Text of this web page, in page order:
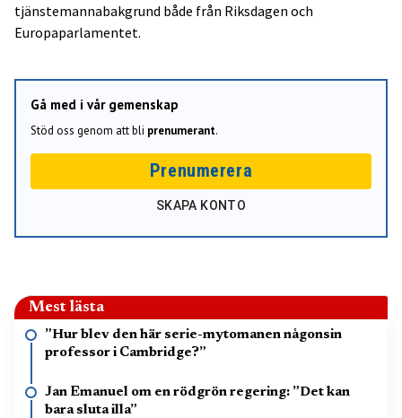
tjänstemannabakgrund både från Riksdagen och
Europaparlamentet.
Gå med i vår gemenskap
Stöd oss genom att bli prenumerant.
Prenumerera
SKAPA KONTO
Mest lästa
”Hur blev den här serie-mytomanen någonsin
professor i Cambridge?”
Jan Emanuel om en rödgrön regering: ”Det kan
bara sluta illa”